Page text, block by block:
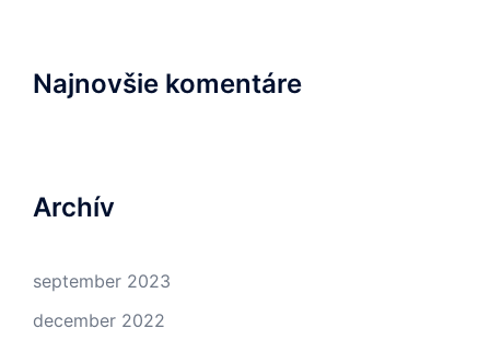
Najnovšie komentáre
Archív
september 2023
december 2022